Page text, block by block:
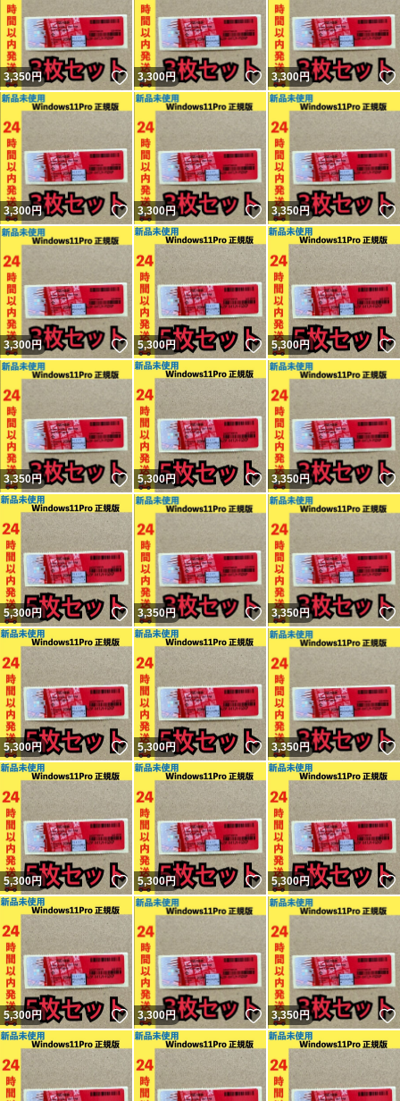
3,350円 いいね！
3,300円 いいね！
3,300円
3,300円 いいね！
3,300円 いいね！
3,350円
3,300円 いいね！
5,300円 いいね！
5,300円
3,350円 いいね！
5,300円 いいね！
3,350円
5,300円 いいね！
3,350円 いいね！
3,350円
5,300円 いいね！
5,300円 いいね！
3,350円
5,300円 いいね！
5,300円 いいね！
5,300円
5,300円 いいね！
3,300円 いいね！
3,350円